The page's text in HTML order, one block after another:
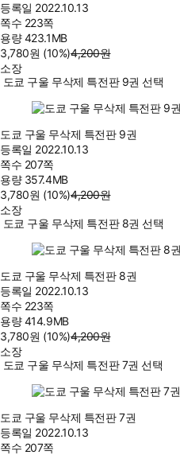
등록일 2022.10.13
쪽수 223쪽
용량423.1MB
3,780원 (10%)4,200원
소장
도쿄 구울 무삭제 특전판 9권 선택
도쿄 구울 무삭제 특전판 9권
등록일 2022.10.13
쪽수 207쪽
용량 357.4MB
3,780원 (10%)4,200원
소장
도쿄 구울 무삭제 특전판 8권 선택
도쿄 구울 무삭제 특전판 8권
등록일 2022.10.13
쪽수 223쪽
용량414.9MB
3,780원 (10%)4,200원
소장
도쿄 구울 무삭제 특전판 7권 선택
도쿄 구울 무삭제 특전판 7권
등록일 2022.10.13
쪽수 207쪽